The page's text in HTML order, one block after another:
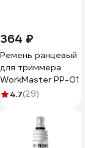
364 ₽
Ремень ранцевый
для триммера
WorkMaster РР-01
4.7(29)